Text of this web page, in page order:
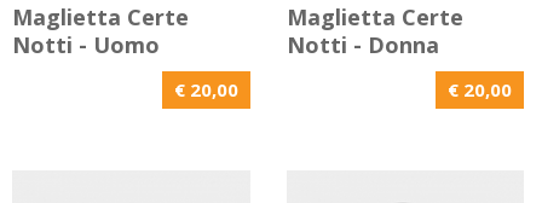
Maglietta Certe
Notti - Uomo
€ 20,00
Maglietta Certe
Notti - Donna
€ 20,00